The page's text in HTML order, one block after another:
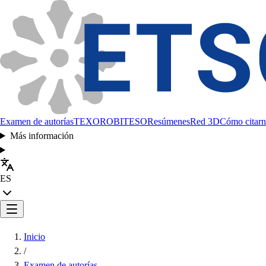
Examen de autoríasTEXOROBITESOResúmenesRed 3DCómo
Más información
ES
Inicio
/